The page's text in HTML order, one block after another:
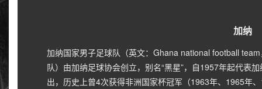
加纳
加纳国家男子足球队（英文：Ghana national football
队）由加纳足球协会创立，别名“黑星”，自1957年起代表
出，历史上曾4次获得非洲国家杯冠军（1963年、1965年